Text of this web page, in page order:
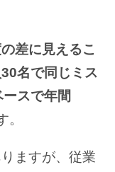
差に見えるこ
名で同じミス
スで年間
。
ますが、従業